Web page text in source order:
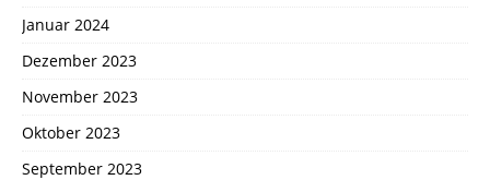
Januar 2024
Dezember 2023
November 2023
Oktober 2023
September 2023